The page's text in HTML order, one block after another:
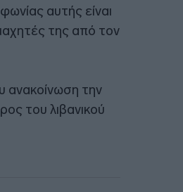
αυτής είναι
της από τον
ανακοίνωση την
του λιβανικού